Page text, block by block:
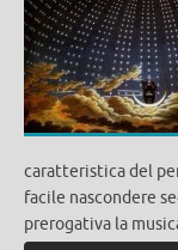
caratteristica del
facile nascondere
prerogativa la